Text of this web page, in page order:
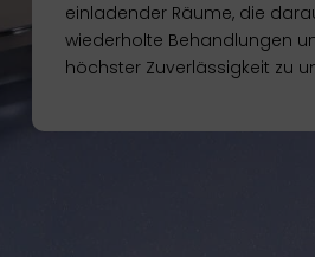
einladender Räume, die
wiederholte Behandlungen
höchster Zuverlässigkeit zu